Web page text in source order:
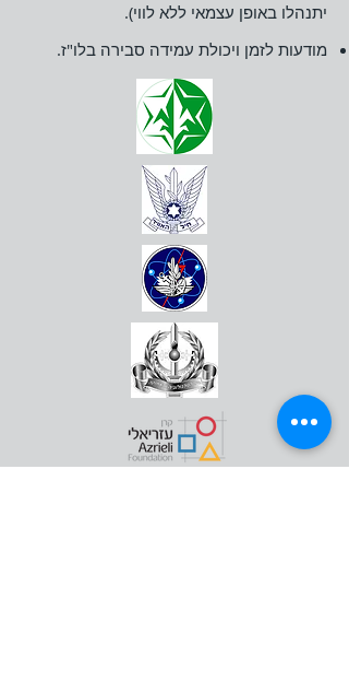
יתנהלו באופן עצמאי ללא לווי).
מודעות לזמן ויכולת עמידה סבירה בלו"ז.